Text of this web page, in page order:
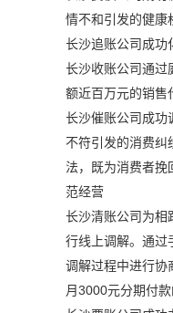
情不和引发的健康
长沙追账公司成功
长沙收账公司通过
额近百万元的销售
长沙催账公司成功
不符引发的消费纠
法，既为消费者挽
范经营
长沙清账公司为相
行线上调解。通过
调解过程中进行协
月3000元分期付